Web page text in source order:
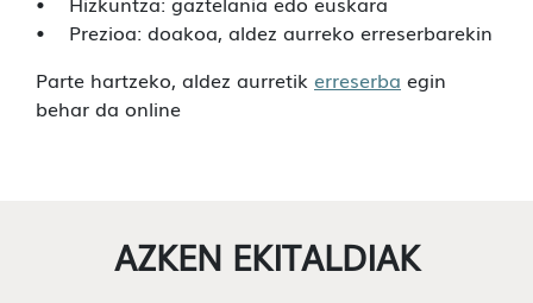
• Prezioa: doakoa, aldez aurreko erreserbarekin
Parte hartzeko, aldez aurretik erreserba egin
behar da online
AZKEN EKITALDIAK